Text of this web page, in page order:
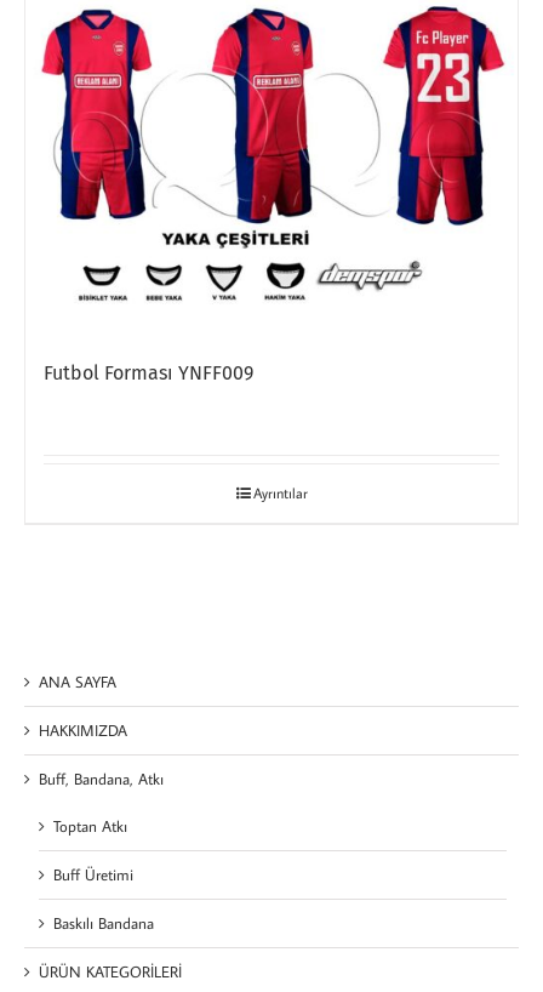
Futbol Forması YNFF009
Ayrıntılar
ANA SAYFA
HAKKIMIZDA
Buff, Bandana, Atkı
Toptan Atkı
Buff Üretimi
Baskılı Bandana
ÜRÜN KATEGORİLERİ